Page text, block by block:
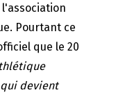
Pourtant ce
que le 20
devient